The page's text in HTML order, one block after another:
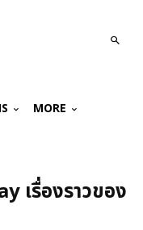
MORE
เรื่องราวของ